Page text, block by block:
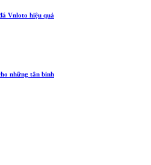
Vnloto hiệu quả
những tân binh